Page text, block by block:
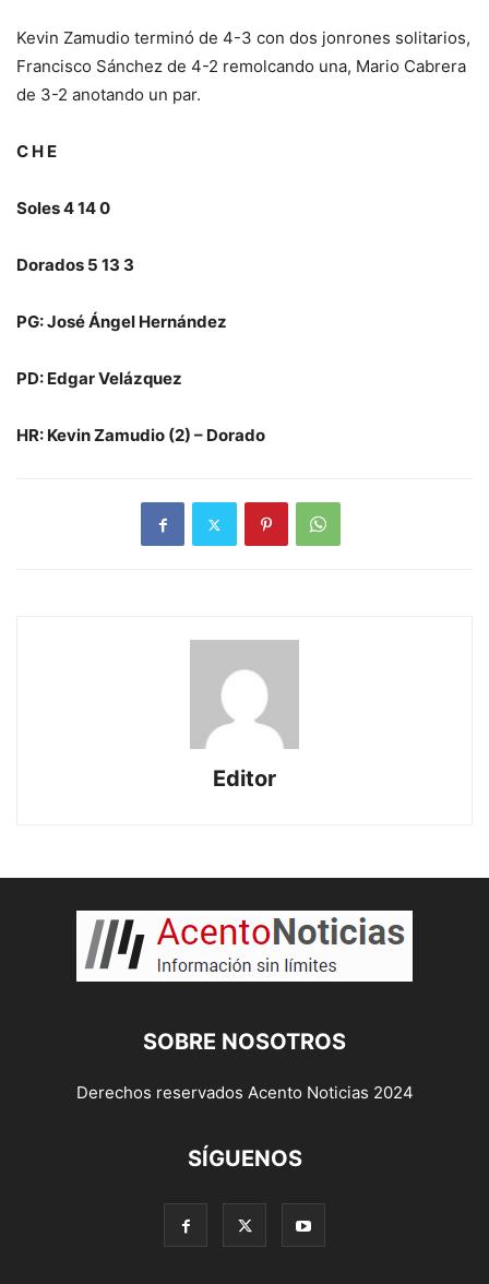
Kevin Zamudio terminó de 4-3 con dos jonrones solitarios,
Francisco Sánchez de 4-2 remolcando una, Mario Cabrera
de 3-2 anotando un par.
C H E
Soles 4 14 0
Dorados 5 13 3
PG: José Ángel Hernández
PD: Edgar Velázquez
HR: Kevin Zamudio (2) – Dorado
Editor
SOBRE NOSOTROS
Derechos reservados Acento Noticias 2024
SÍGUENOS